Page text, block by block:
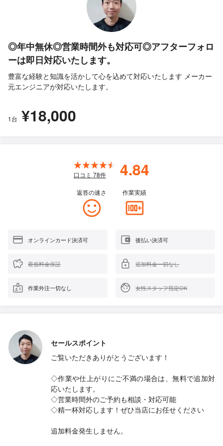
◎年中無休◎営業時間外も対応可◎アフターフォロ
ーは即日対応いたします。
豊富な経験と知識を活かして心を込めて対応いたします メーカー
元エンジニアが対応いたします。
1台 ¥18,000
口コミ 78件 4.84
返答の速さ 作業実績
オンラインカード決済可 後払い決済可
最低料金保証 追加料金一切なし
作業外注一切なし 女性スタッフ指定OK
セールスポイント
ご覧いただきありがとうございます！
◇作業や仕上がりにご不満の場合は、無料で追加対
応いたします。
◇営業時間外のご予約も相談・対応可能
◇精一杯対応します！ぜひ当店にお任せください
追加料金発生しません。